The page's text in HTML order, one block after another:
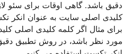
دقیق باشد. گاهی اوقات برای سئو
کلیدی اصلی سایت به عنوان انکر
برای مثال اگر کلمه کلیدی اصلی
مورد نظر باشد، در روش تطبیق